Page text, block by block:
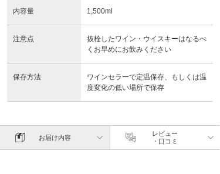
内容量 1,500ml
注意点
抜栓したワイン・ウイスキーはなるべ
くお早めにお飲みください
保存方法
ワインセラーで定温保存、もしくは温
度変化の低い場所で保存
お届け内容
レビュー
・口コミ